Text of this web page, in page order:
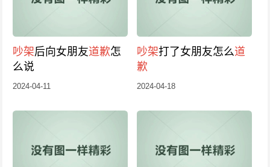
吵架后向女朋友道歉怎
么说
2024-04-11
吵架打了女朋友怎么道
歉
2024-04-18